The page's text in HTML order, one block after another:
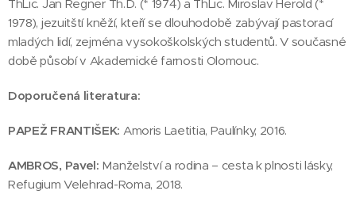
ThLic. Jan Regner Th.D. (* 1974) a ThLic. Miroslav Herold (*
1978), jezuitští kněží, kteří se dlouhodobě zabývají pastorací
mladých lidí, zejména vysokoškolských studentů. V současné
době působí v Akademické farnosti Olomouc.
Doporučená literatura:
PAPEŽ FRANTIŠEK: Amoris Laetitia, Paulínky, 2016.
AMBROS, Pavel: Manželství a rodina – cesta k plnosti lásky,
Refugium Velehrad-Roma, 2018.